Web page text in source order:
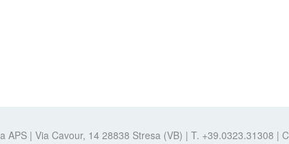
APS | Via Cavour, 14 28838 Stresa (VB) | T. +39.0323.31308 |